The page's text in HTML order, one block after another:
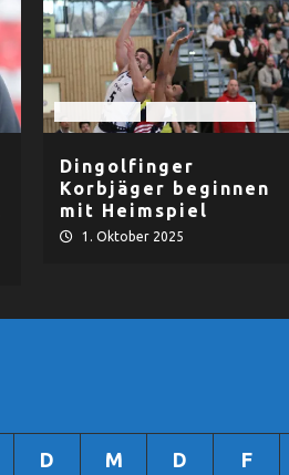
Dingolfinger
Korbjäger beginnen
mit Heimspiel
1. Oktober 2025
D M D F